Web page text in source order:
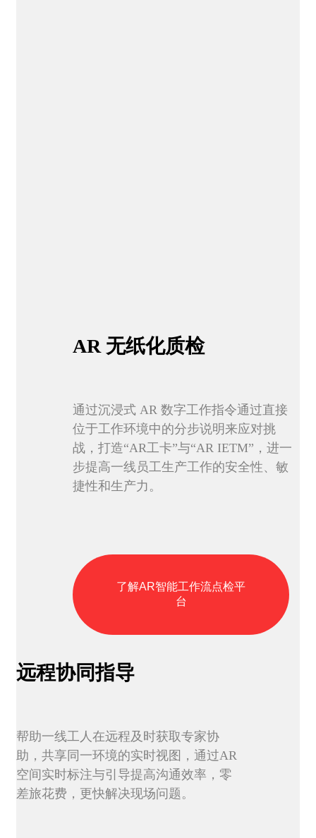
AR 无纸化质检
通过沉浸式 AR 数字工作指令通过直接
位于工作环境中的分步说明来应对挑
战，打造“AR工卡”与“AR IETM”，进一
步提高一线员工生产工作的安全性、敏
捷性和生产力。
了解AR智能工作流点检平
台
远程协同指导
帮助一线工人在远程及时获取专家协
助，共享同一环境的实时视图，通过AR
空间实时标注与引导提高沟通效率，零
差旅花费，更快解决现场问题。